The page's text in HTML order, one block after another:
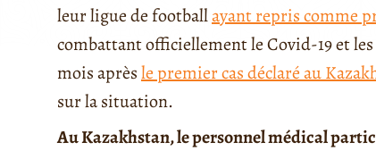
leur ligue de footballayant repris comme
combattant officiellement le Covid-19 et
mois aprèsle premier cas déclaré au
sur la situation.
Au Kazakhstan, le personnel médical